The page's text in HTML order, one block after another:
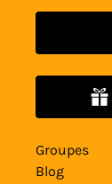
Groupes
Blog